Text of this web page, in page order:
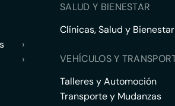
›
›
SALUD Y BIENESTAR
Clínicas, Salud y Bienestar
VEHÍCULOS Y
Talleres y Automoción
Transporte y Mudanzas